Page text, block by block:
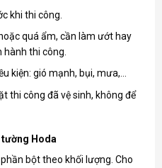
khi thi công.
quá ẩm, cần làm ướt hay
thi công.
kiện: gió mạnh, bụi, mưa,…
thi công đã vệ sinh, không để
Hoda
bột theo khối lượng. Cho